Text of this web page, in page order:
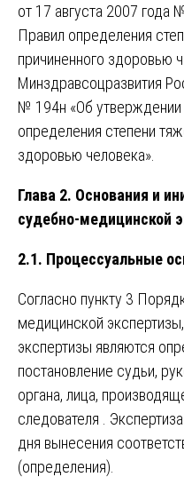
от 17 августа 2007
Правил определения
причиненного здоровью
Минздравсоцразвития
№ 194н «Об утверждении
определения степени
здоровью человека».
Глава 2. Основания и
судебно-медицинской
2.1. Процессуальные
Согласно пункту 3
медицинской
экспертизы являются
постановление судьи,
органа, лица,
следователя .
дня вынесения
(определения).